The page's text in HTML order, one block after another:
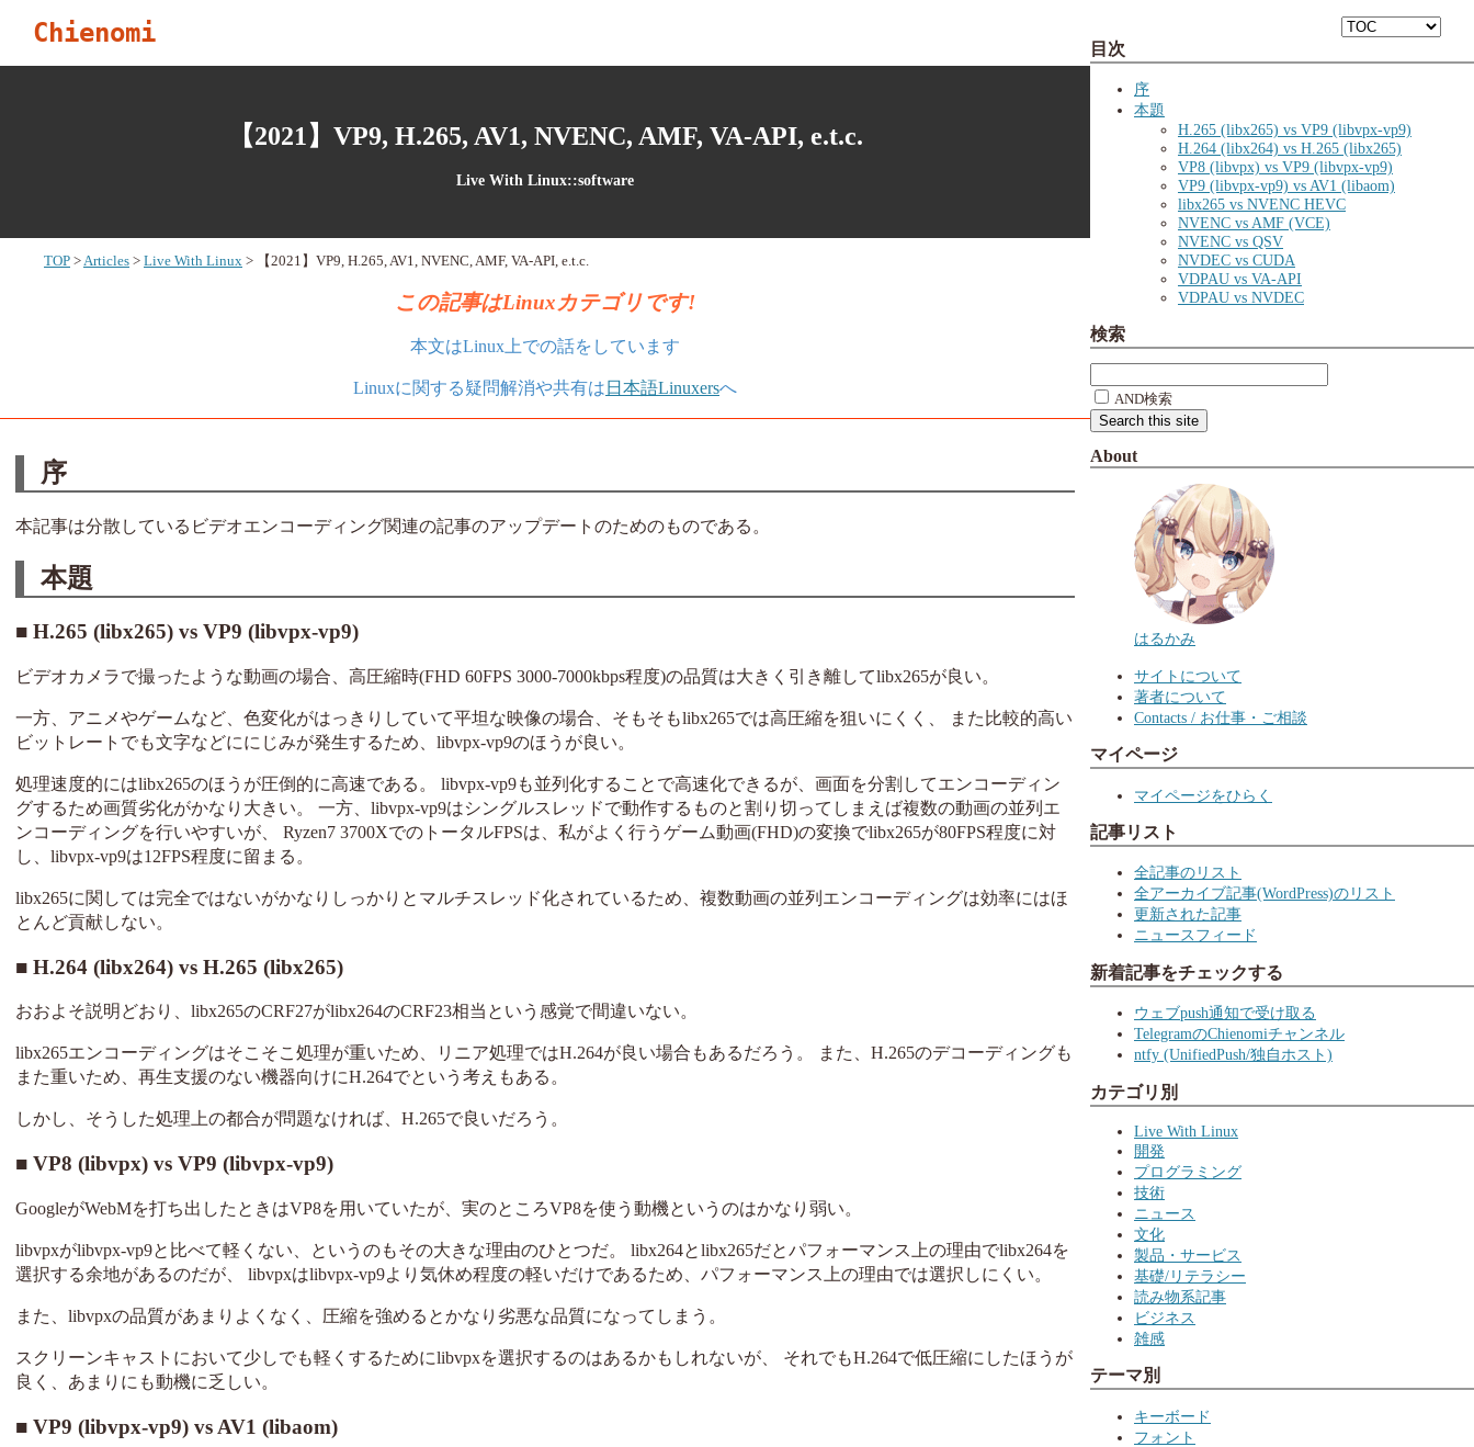
Chienomi
【2021】VP9, H.265, AV1, NVENC, AMF, VA-API, e.t.c.
Live With Linux::software
TOP Articles Live With Linux 【2021】VP9, H.265, AV1, NVENC, AMF, VA-API, e.t.c.
この記事はLinuxカテゴリです!
本文はLinux上での話をしています
Linuxに関する疑問解消や共有は 日本語Linuxersへ
序
本記事は分散しているビデオエンコーディング関連の記事のアップデートのためのものである。
本題
H.265 (libx265) vs VP9 (libvpx-vp9)
ビデオカメラで撮ったような動画の場合、高圧縮時(FHD 60FPS 3000-7000kbps程度)の品質は大きく引き離してlibx265が良い。
一方、アニメやゲームなど、色変化がはっきりしていて平坦な映像の場合、そもそもlibx265では高圧縮を狙いにくく、 また比較的高い
ビットレートでも文字などににじみが発生するため、libvpx-vp9のほうが良い。
処理速度的にはlibx265のほうが圧倒的に高速である。 libvpx-vp9も並列化することで高速化できるが、画面を分割してエンコーディン
グするため画質劣化がかなり大きい。 一方、libvpx-vp9はシングルスレッドで動作するものと割り切ってしまえば複数の動画の並列エ
ンコーディングを行いやすいが、 Ryzen7 3700XでのトータルFPSは、私がよく行うゲーム動画(FHD)の変換でlibx265が80FPS程度に対
し、libvpx-vp9は12FPS程度に留まる。
libx265に関しては完全ではないがかなりしっかりとマルチスレッド化されているため、複数動画の並列エンコーディングは効率にはほ
とんど貢献しない。
H.264 (libx264) vs H.265 (libx265)
おおよそ説明どおり、libx265のCRF27がlibx264のCRF23相当という感覚で間違いない。
libx265エンコーディングはそこそこ処理が重いため、リニア処理ではH.264が良い場合もあるだろう。 また、H.265のデコーディングも
また重いため、再生支援のない機器向けにH.264でという考えもある。
しかし、そうした処理上の都合が問題なければ、H.265で良いだろう。
VP8 (libvpx) vs VP9 (libvpx-vp9)
GoogleがWebMを打ち出したときはVP8を用いていたが、実のところVP8を使う動機というのはかなり弱い。
libvpxがlibvpx-vp9と比べて軽くない、というのもその大きな理由のひとつだ。 libx264とlibx265だとパフォーマンス上の理由でlibx264を
選択する余地があるのだが、 libvpxはlibvpx-vp9より気休め程度の軽いだけであるため、パフォーマンス上の理由では選択しにくい。
また、libvpxの品質があまりよくなく、圧縮を強めるとかなり劣悪な品質になってしまう。
スクリーンキャストにおいて少しでも軽くするためにlibvpxを選択するのはあるかもしれないが、 それでもH.264で低圧縮にしたほうが
良く、あまりにも動機に乏しい。
VP9 (libvpx-vp9) vs AV1 (libaom)
目次
序
本題
H.265 (libx265) vs VP9 (libvpx-vp9)
H.264 (libx264) vs H.265 (libx265)
VP8 (libvpx) vs VP9 (libvpx-vp9)
VP9 (libvpx-vp9) vs AV1 (libaom)
libx265 vs NVENC HEVC
NVENC vs AMF (VCE)
NVENC vs QSV
NVDEC vs CUDA
VDPAU vs VA-API
VDPAU vs NVDEC
検索
AND検索
About
はるかみ
サイトについて
著者について
Contacts / お仕事・ご相談
マイページ
マイページをひらく
記事リスト
全記事のリスト
全アーカイブ記事(WordPress)のリスト
更新された記事
ニュースフィード
新着記事をチェックする
ウェブpush通知で受け取る
TelegramのChienomiチャンネル
ntfy (UnifiedPush/独自ホスト)
カテゴリ別
Live With Linux
開発
プログラミング
技術
ニュース
文化
製品・サービス
基礎/リテラシー
読み物系記事
ビジネス
雑感
テーマ別
キーボード
フォント